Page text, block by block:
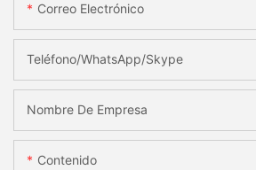
Correo Electrónico
Teléfono/WhatsApp/Skype
Nombre De Empresa
Contenido